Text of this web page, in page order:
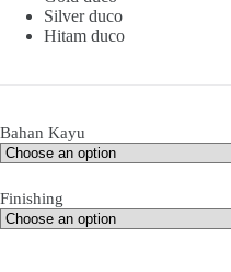
Silver duco
Hitam duco
Bahan Kayu
Finishing